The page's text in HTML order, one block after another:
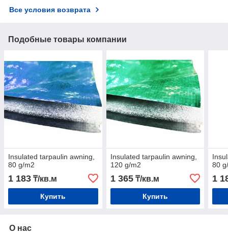
Все условия возврата
Подобные товары компании
Insulated tarpaulin awning,
80 g/m2
1 183 ₸/кв.м
Купить
Insulated tarpaulin awning,
120 g/m2
1 365₸/кв.м
Купить
80
1
О нас